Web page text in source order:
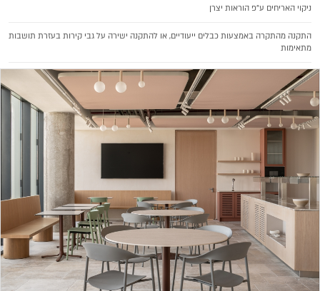
ניקוי האריחים ע"פ הוראות יצרן
התקנה מהתקרה באמצעות כבלים ייעודיים, או להתקנה ישירה על גבי קירות בעזרת תושבות
מתאימות